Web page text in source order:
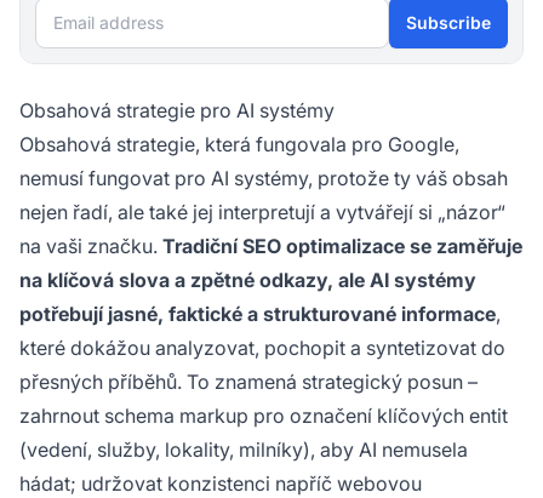
Email address Subscribe
Obsahová strategie pro AI systémy
Obsahová strategie, která fungovala pro Google,
nemusí fungovat pro AI systémy, protože ty váš obsah
nejen řadí, ale také jej interpretují a vytvářejí si „názor“
na vaši značku. Tradiční SEO optimalizace se zaměřuje
na klíčová slova a zpětné odkazy, ale AI systémy
potřebují jasné, faktické a strukturované informace,
které dokážou analyzovat, pochopit a syntetizovat do
přesných příběhů. To znamená strategický posun –
zahrnout schema markup pro označení klíčových entit
(vedení, služby, lokality, milníky), aby AI nemusela
hádat; udržovat konzistenci napříč webovou